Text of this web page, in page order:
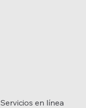
Servicios en línea